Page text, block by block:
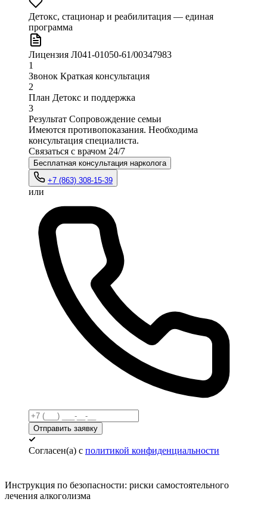
Детокс, стационар и реабилитация — единая
программа
Лицензия Л041-01050-61/00347983
1
Звонок Краткая консультация
2
План Детокс и поддержка
3
Результат Сопровождение семьи
Имеются противопоказания. Необходима
консультация специалиста.
Связаться с врачом 24/7
Бесплатная консультация нарколога
+7 (863) 308-15-39
или
Отправить заявку
Согласен(а) с политикой конфиденциальности
Инструкция по безопасности: риски самостоятельного
лечения алкоголизма